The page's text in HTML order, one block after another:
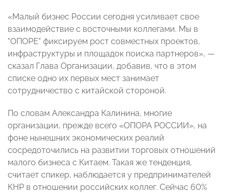
«Малый бизнес России сегодня усиливает свое
взаимодействие с восточными коллегами. Мы в
"ОПОРЕ" фиксируем рост совместных проектов,
инфраструктуры и площадок поиска партнеров», —
сказал Глава Организации, добавив, что в этом
списке одно их первых мест занимает
сотрудничество с китайской стороной.
По словам Александра Калинина, многие
организации, прежде всего «ОПОРА РОССИИ», на
фоне нынешних экономических реалий
сосредоточились на развитии торговых отношений
малого бизнеса с Китаем. Такая же тенденция,
считает спикер, наблюдается у предпринимателей
КНР в отношении российских коллег. Сейчас 60%